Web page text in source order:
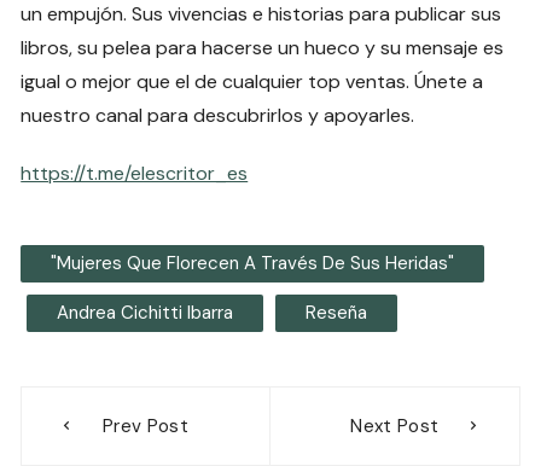
un empujón. Sus vivencias e historias para publicar sus
libros, su pelea para hacerse un hueco y su mensaje es
igual o mejor que el de cualquier top ventas. Únete a
nuestro canal para descubrirlos y apoyarles.
https://t.me/elescritor_es
"Mujeres Que Florecen A Través De Sus Heridas"
Andrea Cichitti Ibarra Reseña
Prev Post Next Post